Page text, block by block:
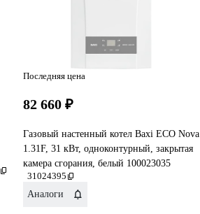
Последняя цена
82 660 ₽
Газовый настенный котел Baxi ECO Nova
1.31F, 31 кВт, одноконтурный, закрытая
камера сгорания, белый 100023035
31024395
Аналоги